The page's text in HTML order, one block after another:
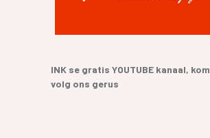
INK se gratis YOUTUBE kanaal, kom
volg ons gerus